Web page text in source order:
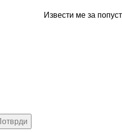
Извести ме за попуст